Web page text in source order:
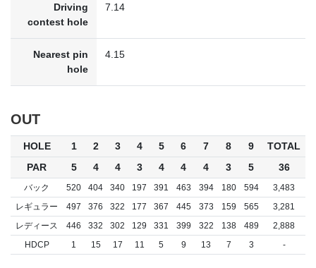
Driving
contest hole
7.14
Nearest pin
hole
4.15
OUT
HOLE 1 2 3 4 5 6 7 8 9
TOTAL
PAR
5 4 4 3 4 4 4 3 5 36
バック 520 404 340 197 391 463 394 180 594
3,483
レギュラー
497 376 322 177 367 445 373 159 565
3,281
レディース
446 332 302 129 331 399 322 138 489
2,888
HDCP
1 15 17 11 5 9 13 7 3 -